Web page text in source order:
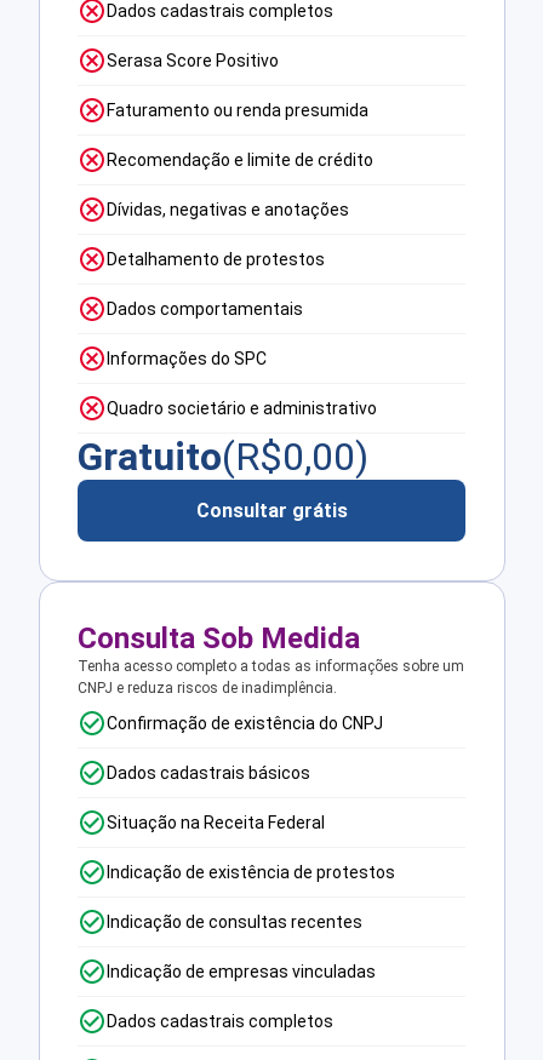
Dados cadastrais completos
Serasa Score Positivo
Faturamento ou renda presumida
Recomendação e limite de crédito
Dívidas, negativas e anotações
Detalhamento de protestos
Dados comportamentais
Informações do SPC
Quadro societário e administrativo
Gratuito(R$0,00)
Consultar grátis
Consulta Sob Medida
Tenha acesso completo a todas as informações sobre um
CNPJ e reduza riscos de inadimplência.
Confirmação de existência do CNPJ
Dados cadastrais básicos
Situação na Receita Federal
Indicação de existência de protestos
Indicação de consultas recentes
Indicação de empresas vinculadas
Dados cadastrais completos